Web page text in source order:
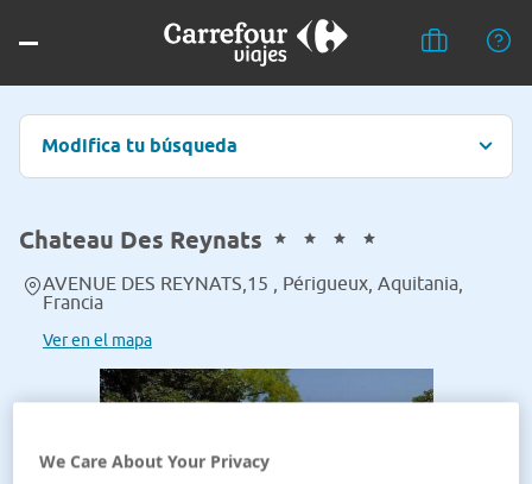
Modifica tu búsqueda
Chateau Des Reynats
AVENUE DES REYNATS,15 , Périgueux, Aquitania,
Francia
Ver en el mapa
We Care About Your Privacy